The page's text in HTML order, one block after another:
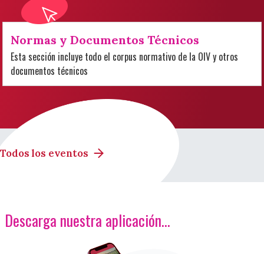
Normas y Documentos Técnicos
Esta sección incluye todo el corpus normativo de la OIV y otros
documentos técnicos
Todos los eventos
Descarga nuestra aplicación…
<p>Imagen</p>